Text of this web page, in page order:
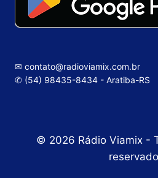
✉ contato@radioviamix.com.br
✆ (54) 98435-8434 - Aratiba-RS
© 2026 Rádio Viamix -